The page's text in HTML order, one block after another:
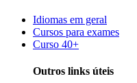
Idiomas em geral
Cursos para exames
Curso 40+
Outros links úteis